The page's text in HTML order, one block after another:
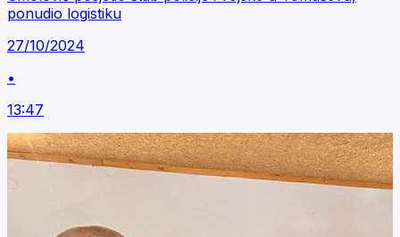
ponudio logistiku
27/10/2024
•
13:47